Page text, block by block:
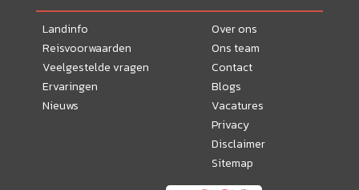
Landinfo
Reisvoorwaarden
Veelgestelde vragen
Ervaringen
Nieuws
Over ons
Ons team
Contact
Blogs
Vacatures
Privacy
Disclaimer
Sitemap